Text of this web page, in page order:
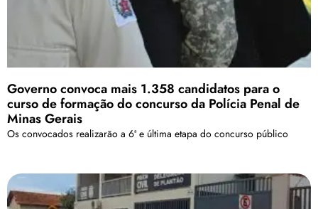
Governo convoca mais 1.358 candidatos para o
curso de formação do concurso da Polícia Penal de
Minas Gerais
Os convocados realizarão a 6ª e última etapa do concurso público